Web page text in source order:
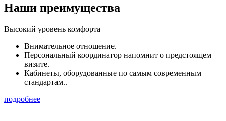
Наши преимущества
Высокий уровень комфорта
Внимательное отношение.
Персональный координатор напомнит о предстоящем
визите.
Кабинеты, оборудованные по самым современным
стандартам..
подробнее